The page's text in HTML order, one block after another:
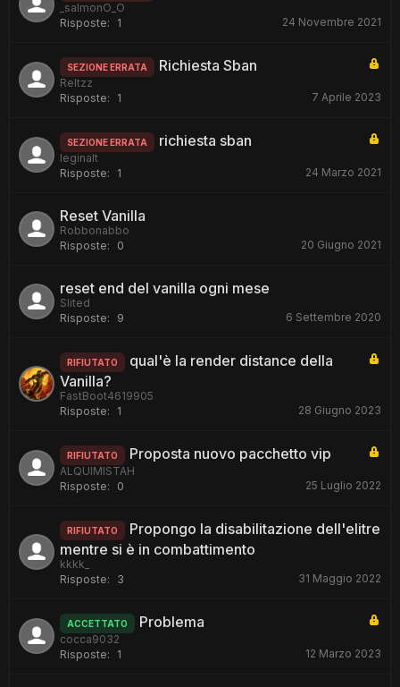
_salmonO_O
Risposte:
1 24 Novembre 2021
SEZIONE ERRATA Richiesta Sban
Reltzz
Risposte:
1 7 Aprile 2023
SEZIONE ERRATA richiesta sban
leginalt
Risposte:
1 24 Marzo 2021
Reset Vanilla
Robbonabbo
Risposte:
0 20 Giugno 2021
reset end del vanilla ogni mese
Slited
Risposte:
9 6 Settembre 2020
RIFIUTATO
qual'è la render distance della
Vanilla?
FastBoot4619905
Risposte:
1 28 Giugno 2023
RIFIUTATO Proposta nuovo pacchetto vip
ALQUIMISTAH
Risposte:
0 25 Luglio 2022
RIFIUTATO
Propongo la disabilitazione dell'elitre
mentre si è in combattimento
kkkk_
Risposte:
3 31 Maggio 2022
ACCETTATO Problema
cocca9032
Risposte:
1 12 Marzo 2023